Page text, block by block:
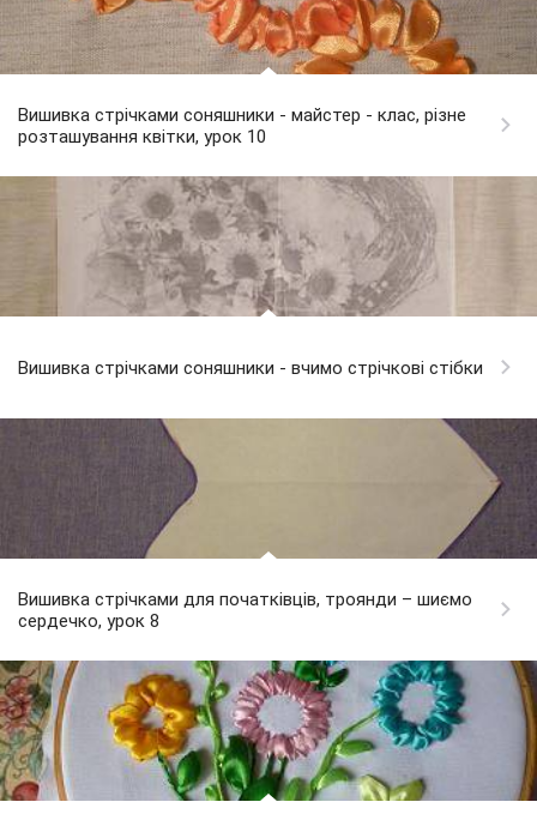
Вишивка стрічками соняшники - майстер - клас, різне
розташування квітки, урок 10
Вишивка стрічками соняшники - вчимо стрічкові стібки
Вишивка стрічками для початківців, троянди – шиємо
сердечко, урок 8